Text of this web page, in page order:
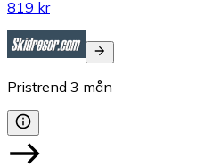
819 kr
Pristrend 3 mån